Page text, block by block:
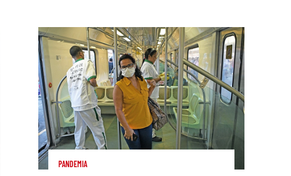
PANDEMIA